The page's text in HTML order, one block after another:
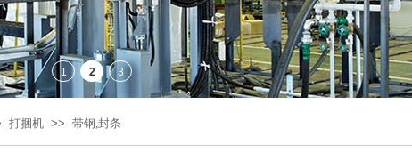
打捆机 >> 带钢,封条